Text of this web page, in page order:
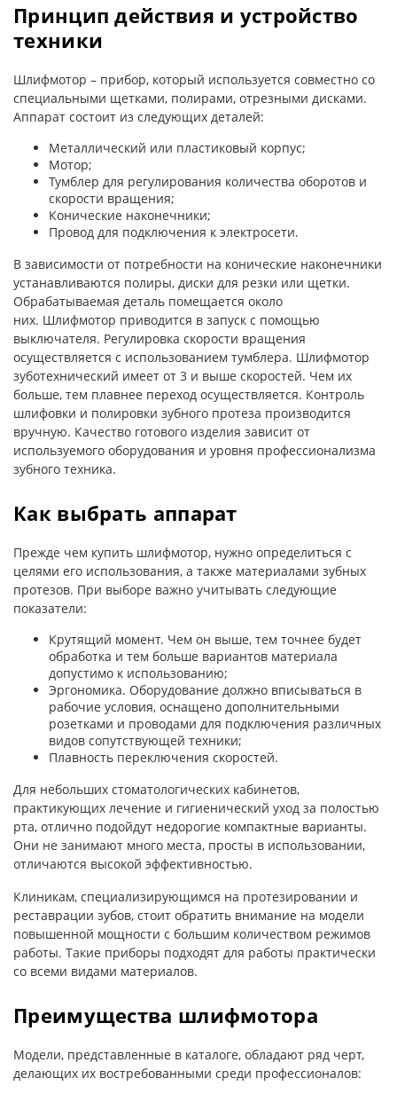
Принцип действия и устройство
техники
Шлифмотор – прибор, который используется совместно со
специальными щетками, полирами, отрезными дисками.
Аппарат состоит из следующих деталей:
Металлический или пластиковый корпус;
Мотор;
Тумблер для регулирования количества оборотов и
скорости вращения;
Конические наконечники;
Провод для подключения к электросети.
В зависимости от потребности на конические наконечники
устанавливаются полиры, диски для резки или щетки.
Обрабатываемая деталь помещается около
них. Шлифмотор приводится в запуск с помощью
выключателя. Регулировка скорости вращения
осуществляется с использованием тумблера. Шлифмотор
зуботехнический имеет от 3 и выше скоростей. Чем их
больше, тем плавнее переход осуществляется. Контроль
шлифовки и полировки зубного протеза производится
вручную. Качество готового изделия зависит от
используемого оборудования и уровня профессионализма
зубного техника.
Как выбрать аппарат
Прежде чем купить шлифмотор, нужно определиться с
целями его использования, а также материалами зубных
протезов. При выборе важно учитывать следующие
показатели:
Крутящий момент. Чем он выше, тем точнее будет
обработка и тем больше вариантов материала
допустимо к использованию;
Эргономика. Оборудование должно вписываться в
рабочие условия, оснащено дополнительными
розетками и проводами для подключения различных
видов сопутствующей техники;
Плавность переключения скоростей.
Для небольших стоматологических кабинетов,
практикующих лечение и гигиенический уход за полостью
рта, отлично подойдут недорогие компактные варианты.
Они не занимают много места, просты в использовании,
отличаются высокой эффективностью.
Клиникам, специализирующимся на протезировании и
реставрации зубов, стоит обратить внимание на модели
повышенной мощности с большим количеством режимов
работы. Такие приборы подходят для работы практически
со всеми видами материалов.
Преимущества шлифмотора
Модели, представленные в каталоге, обладают ряд черт,
делающих их востребованными среди профессионалов: